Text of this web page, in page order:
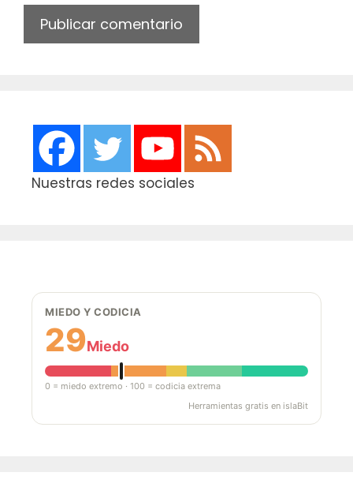
Web
Nuestras redes sociales
MIEDO Y CODICIA
29Miedo
0 = miedo extremo · 100 = codicia extrema
Herramientas gratis en islaBit